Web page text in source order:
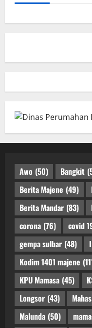
Awo (50) Bangkit
Berita Majene (49)
Berita Mandar (83)
corona (76) covid
gempa sulbar (48)
Kodim 1401 majene
KPU Mamasa (45)
Longsor (43)
Malunda (50)